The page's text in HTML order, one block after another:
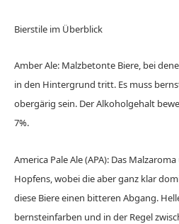
Bierstile im Überblick
Amber Ale: Malzbetonte Biere, bei
in den Hintergrund tritt. Es muss
obergärig sein. Der Alkoholgehalt
7%.
America Pale Ale (APA): Das
Hopfens, wobei die aber ganz klar
diese Biere einen bitteren Abgang.
bernsteinfarben und in der Regel